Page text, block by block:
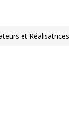
et Réalisatrices